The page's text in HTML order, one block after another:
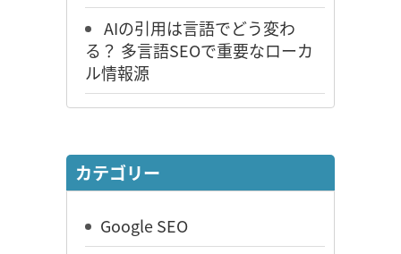
AIの引用は言語でどう変わ
る？ 多言語SEOで重要なローカ
ル情報源
カテゴリー
Google SEO